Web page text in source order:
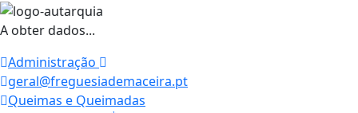
A obter dados...
Administração
geral@freguesiademaceira.pt
Queimas e Queimadas